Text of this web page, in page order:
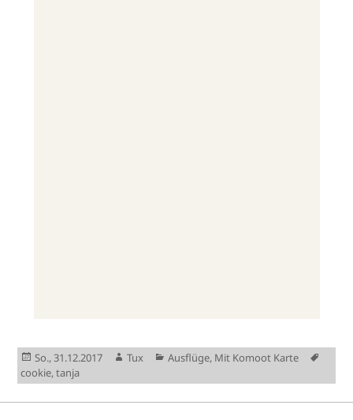
Veröffentlicht
am
So., 31.12.2017 Autor
Tux Kategorien
Ausflüge, Mit Komoot Karte
cookie,tanja